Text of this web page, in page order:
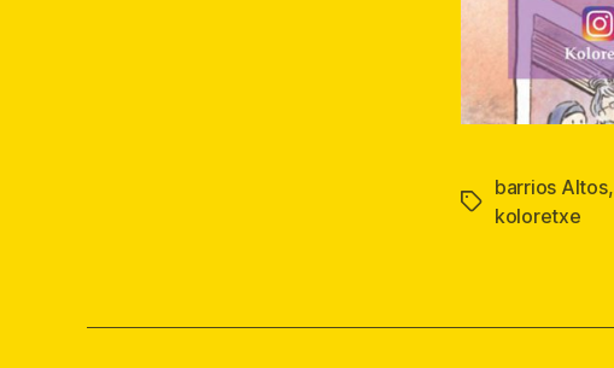
Etiquetas
barrios Altos,
koloretxe